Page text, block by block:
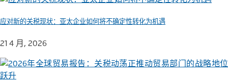
应对新的关税现状：亚太企业如何将不确定性转化为机遇
21 4 月, 2026